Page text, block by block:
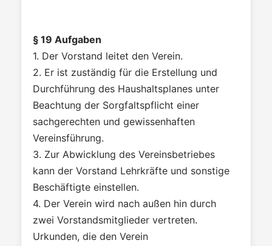
§ 19 Aufgaben
1. Der Vorstand leitet den Verein.
2. Er ist zuständig für die Erstellung und
Durchführung des Haushaltsplanes unter
Beachtung der Sorgfaltspflicht einer
sachgerechten und gewissenhaften
Vereinsführung.
3. Zur Abwicklung des Vereinsbetriebes
kann der Vorstand Lehrkräfte und sonstige
Beschäftigte einstellen.
4. Der Verein wird nach außen hin durch
zwei Vorstandsmitglieder vertreten.
Urkunden, die den Verein